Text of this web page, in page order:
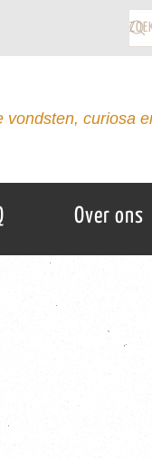
curiosa
Over ons